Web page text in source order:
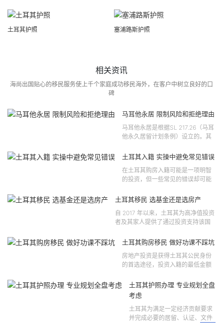
土耳其护照 塞浦路斯护照
相关资讯
海尚出国贴心的移民服务使上千个家庭成功移民海外，在客户中树立良好的口
碑
马耳他永居 限制风险和拒绝理由
马耳他永居是根据SL 217.26（马耳
他永久居留计划条例）设立的。其
121 号法律公告，并随后根据2024
土耳其入籍 实操中避免常见错误
在土耳其购房入籍可能是一项明智
的投资，但一些常见的错误却可能
失。许多投资者轻信营销宣传或不
土耳其移民 选基金还是选房产
自 2017 年以来，土耳其为高净值投资
者及其家人提供了通过投资支持该国
会。 该计划的一大亮点在于其涵盖广
土耳其购房移民 做好功课不踩坑
房地产投资是获得土耳其公民身份
的首选途径，投资入籍的最低金额
二手房产。这一门槛自2019年调整
以来一直未变，适用于经持牌...
土耳其护照办理 专业规划全盘
考虑
土耳其为满足一定经济贡献要求
并完成必要的居留、认证、文件